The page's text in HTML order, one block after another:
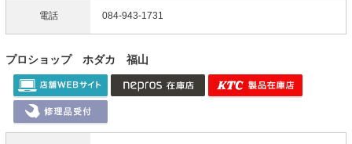
電話 084-943-1731
プロショップ ホダカ 福山